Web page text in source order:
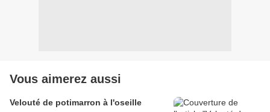
Vous aimerez aussi
Velouté de potimarron à l'oseille